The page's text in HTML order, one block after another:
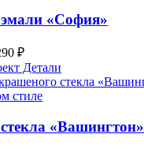
«София»
₽
Детали
«Вашингтон»